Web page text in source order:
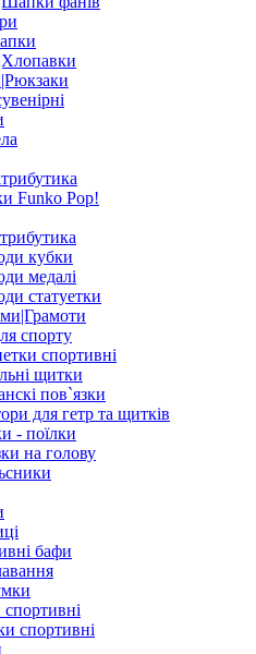
Funko Pop!
кубки
медалі
статуетки
спорту
спортивні
щитки
пов`язки
для гетр та щитків
- поїлки
на голову
бафи
спортивні